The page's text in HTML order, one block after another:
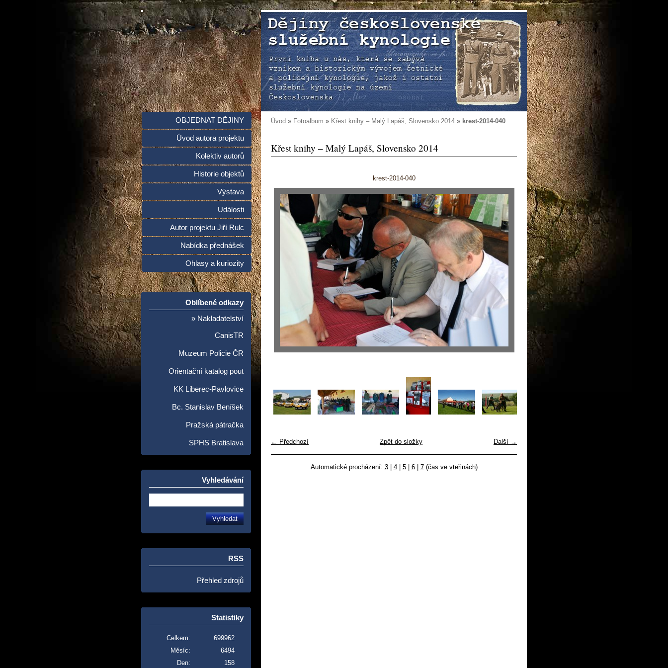
Úvod » Fotoalbum » Křest knihy – Malý Lapáš, Slovensko 2014 » krest-2014-040
Křest knihy – Malý Lapáš, Slovensko 2014
krest-2014-040
← Předchozí Další →
Zpět do složky
Automatické procházení: 3| 4| 5| 6| 7(čas ve vteřinách)
OBJEDNAT DĚJINY
Úvod autora projektu
Kolektiv autorů
Historie objektů
Výstava
Události
Autor projektu Jiří Rulc
Nabídka přednášek
Ohlasy a kuriozity
Oblíbené odkazy
» Nakladatelství
CanisTR
Muzeum Policie ČR
Orientační katalog pout
KK Liberec-Pavlovice
Bc. Stanislav Beníšek
Pražská pátračka
SPHS Bratislava
Vyhledávání
RSS
Přehled zdrojů
Statistiky
Celkem:
699962
Měsíc:
6494
Den:
158